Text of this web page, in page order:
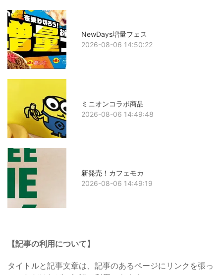
NewDays増量フェス
2026-08-06 14:50:22
ミニオンコラボ商品
2026-08-06 14:49:48
新発売！カフェモカ
2026-08-06 14:49:19
【記事の利用について】
タイトルと記事文章は、記事のあるページにリンクを張っ